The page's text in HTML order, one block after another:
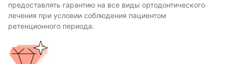
предоставлять гарантию на все виды ортодонтического
лечения при условии соблюдения пациентом
ретенционного периода.